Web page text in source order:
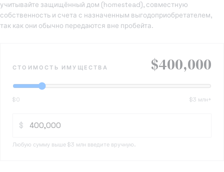
учитывайте защищённый дом (homestead), совместную
собственность и счета с назначенным выгодоприобретателем,
так как они обычно передаются вне пробейта.
СТОИМОСТЬ ИМУЩЕСТВА $400,000
$0 $3 млн+
$
Любую сумму выше $3 млн введите вручную.